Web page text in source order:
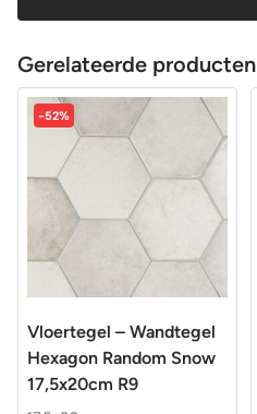
Gerelateerde producten
-52%
Vloertegel – Wandtegel
Hexagon Random Snow
17,5x20cm R9